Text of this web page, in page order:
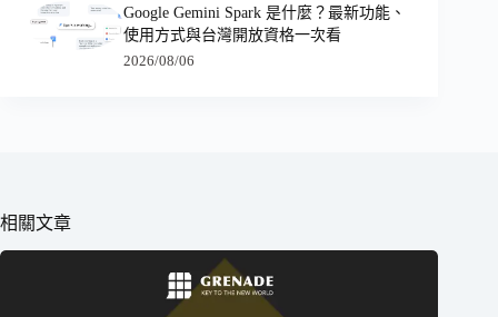
Google Gemini Spark 是什麼？最新功能、
使用方式與台灣開放資格一次看
2026/08/06
相關文章